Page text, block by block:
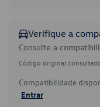
Verifique a
Consulte a
Código original
Compatibilidade
Entrar